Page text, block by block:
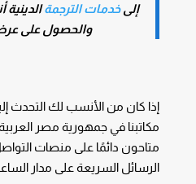
إلىخدمات الترجمة
والحصول على
إذا كان من الأنسب لك التحدث
مكاتبنا في جمهورية مصر
متاحون دائمًا على منصات
الرسائل السريعة على مدار